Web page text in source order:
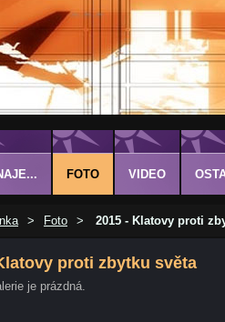
> Foto > 2015 - Klatovy proti
proti zbytku světa
je prázdná.
FOTO VIDEO